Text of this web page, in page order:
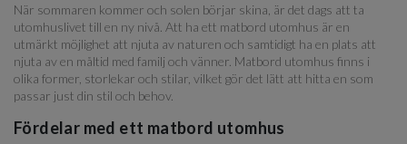
När sommaren kommer och solen börjar skina, är det dags att ta
utomhuslivet till en ny nivå. Att ha ett matbord utomhus är en
utmärkt möjlighet att njuta av naturen och samtidigt ha en plats att
njuta av en måltid med familj och vänner. Matbord utomhus finns i
olika former, storlekar och stilar, vilket gör det lätt att hitta en som
passar just din stil och behov.
Fördelar med ett matbord utomhus